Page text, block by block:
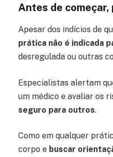
Antes de
Apesar dos indícios de
prática não é indicada
desregulada ou outras
Especialistas alertam
um médico e avaliar os
seguro para outros.
Como em qualquer
corpo e buscar